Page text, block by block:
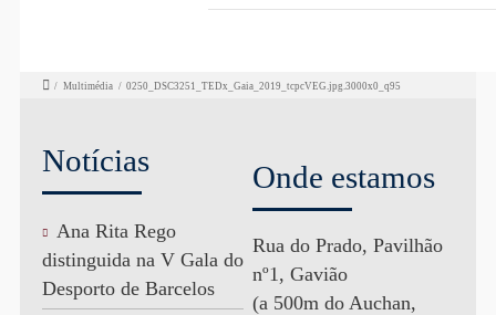
/ Multimédia / 0250_DSC3251_TEDx_Gaia_2019_tcpcVEG.jpg.3000x0_q95
Notícias
Ana Rita Rego
distinguida na V Gala do
Desporto de Barcelos
Onde estamos
Rua do Prado, Pavilhão
nº1, Gavião
(a 500m do Auchan,